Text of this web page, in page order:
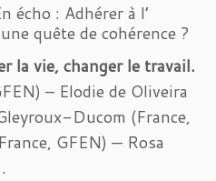
écho : Adhérer à l’
quête de cohérence ?
la vie, changer le travail.
– Elodie de Oliveira
Ducom (France,
GFEN) — Rosa